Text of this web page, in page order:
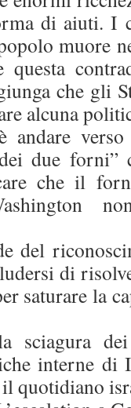
di aiuti. I
muore
questa
che gli
alcuna
andare
due
che il
del
di
saturare la
sciagura
interne
quotidiano